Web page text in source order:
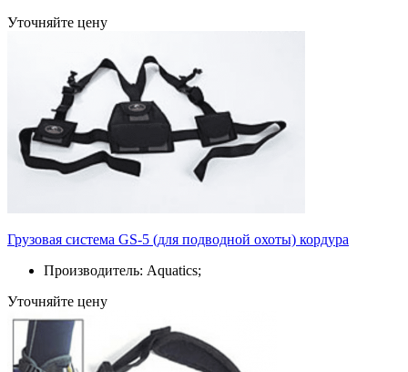
Уточняйте цену
Грузовая система GS-5 (для подводной охоты) кордура
Производитель: Aquatics;
Уточняйте цену